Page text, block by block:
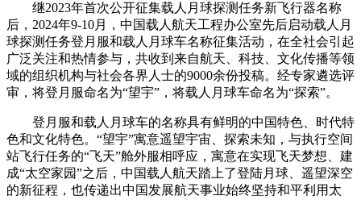
继2023年首次公开征集载人月球探测任务新飞行器名称
后，2024年9-10月，中国载人航天工程办公室先后启动载人月
球探测任务登月服和载人月球车名称征集活动，在全社会引起
广泛关注和热情参与，共收到来自航天、科技、文化传播等领
域的组织机构与社会各界人士的9000余份投稿。经专家遴选评
审，将登月服命名为“望宇”，将载人月球车命名为“探索”。
登月服和载人月球车的名称具有鲜明的中国特色、时代特
色和文化特色。“望宇”寓意遥望宇宙、探索未知，与执行空间
站飞行任务的“飞天”舱外服相呼应，寓意在实现飞天梦想、建
成“太空家园”之后，中国载人航天踏上了登陆月球、遥望深空
的新征程，也传递出中国发展航天事业始终坚持和平利用太